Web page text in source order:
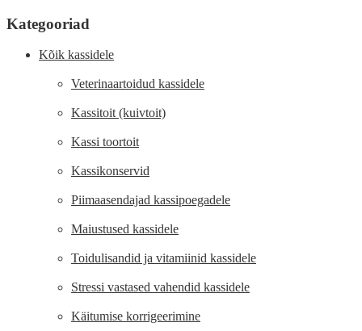
Kategooriad
Kõik kassidele
Veterinaartoidud kassidele
Kassitoit (kuivtoit)
Kassi toortoit
Kassikonservid
Piimaasendajad kassipoegadele
Maiustused kassidele
Toidulisandid ja vitamiinid kassidele
Stressi vastased vahendid kassidele
Käitumise korrigeerimine